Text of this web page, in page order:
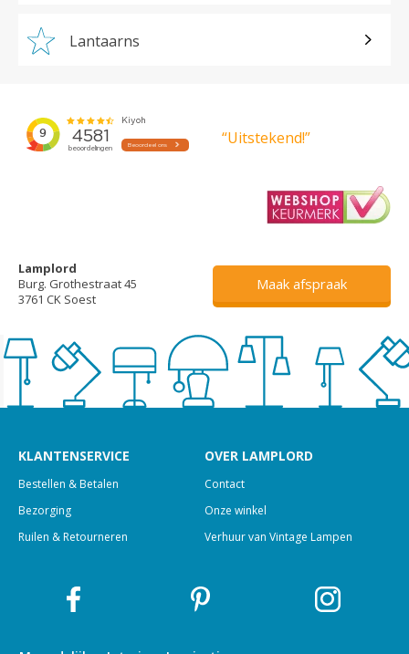
Lantaarns
“Uitstekend!”
Lamplord
Burg. Grothestraat 45
3761 CK Soest
Maak afspraak
KLANTENSERVICE
Bestellen & Betalen
Bezorging
Ruilen & Retourneren
OVER LAMPLORD
Contact
Onze winkel
Verhuur van Vintage Lampen